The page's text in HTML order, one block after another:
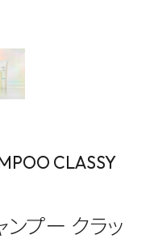
CLASSY
プー クラッ